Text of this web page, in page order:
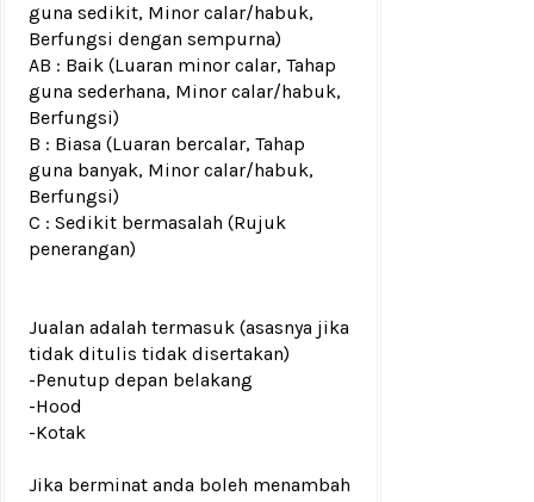
guna sedikit, Minor calar/habuk,
Berfungsi dengan sempurna)
AB : Baik (Luaran minor calar, Tahap
guna sederhana, Minor calar/habuk,
Berfungsi)
B : Biasa (Luaran bercalar, Tahap
guna banyak, Minor calar/habuk,
Berfungsi)
C : Sedikit bermasalah (Rujuk
penerangan)
Jualan adalah termasuk (asasnya jika
tidak ditulis tidak disertakan)
-Penutup depan belakang
-Hood
-Kotak
Jika berminat anda boleh menambah